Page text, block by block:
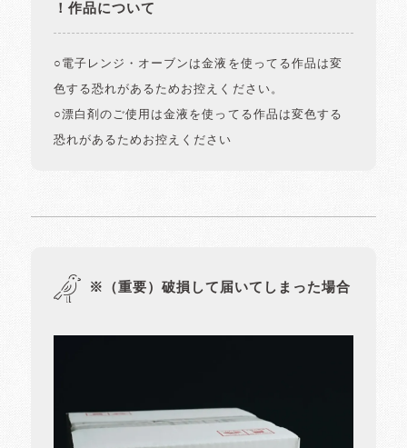
！作品について
○電子レンジ・オーブンは金液を使ってる作品は変
色する恐れがあるためお控えください。
○漂白剤のご使用は金液を使ってる作品は変色する
恐れがあるためお控えください
※（重要）破損して届いてしまった場合